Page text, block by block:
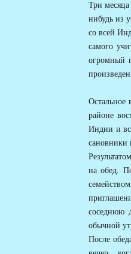
Три
нибудь из
со всей
самого
огромный
Остальное
районе
Индии и
сановники
на обед.
соседнюю
обычной
После